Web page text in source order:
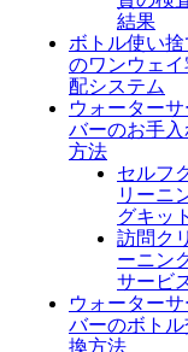
結果
ボトル使い捨
のワンウェイ
配システム
ウォーター
バーのお手入
方法
セルフ
リーニ
グキッ
訪問ク
ーニン
サービ
ウォーター
バーのボトル
換方法